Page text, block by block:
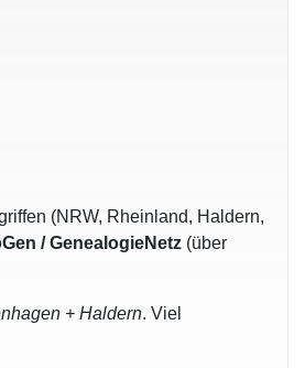
(NRW, Rheinland, Haldern,
/ GenealogieNetz (über
+ Haldern. Viel